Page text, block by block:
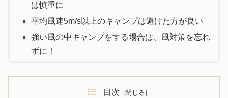
は慎重に
平均風速5m/s以上のキャンプは避けた方が良い
強い風の中キャンプをする場合は、風対策を忘れ
ずに！
目次